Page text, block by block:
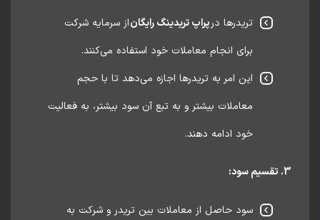
تریدرها درپراپ تریدینگ رایگاناز سرمایه شرکت
برای انجام معاملات خود استفاده می‌کنند.
این امر به تریدرها اجازه می‌دهد تا با حجم
معاملات بیشتر و به تبع آن سود بیشتر، به فعالیت
خود ادامه دهند.
سود حاصل از معاملات بین تریدر و شرکت به